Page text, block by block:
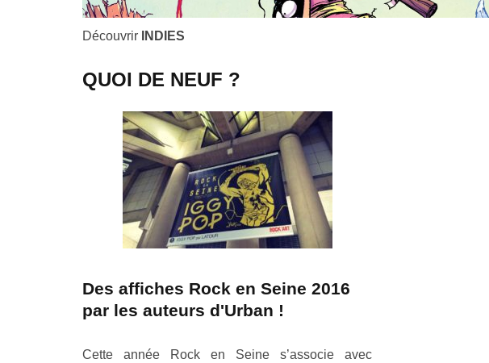
Découvrir INDIES
QUOI DE NEUF ?
Des affiches Rock en Seine 2016
par les auteurs d'Urban !
Cette année Rock en Seine s’associe avec